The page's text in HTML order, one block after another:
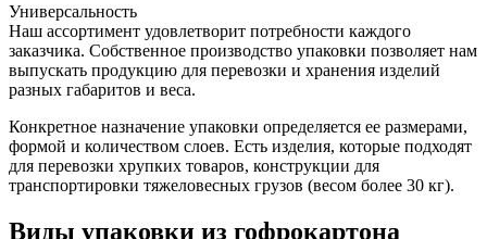
Универсальность
Наш ассортимент удовлетворит потребности каждого
заказчика. Собственное производство упаковки позволяет нам
выпускать продукцию для перевозки и хранения изделий
разных габаритов и веса.
Конкретное назначение упаковки определяется ее размерами,
формой и количеством слоев. Есть изделия, которые подходят
для перевозки хрупких товаров, конструкции для
транспортировки тяжеловесных грузов (весом более 30 кг).
Виды упаковки из гофрокартона